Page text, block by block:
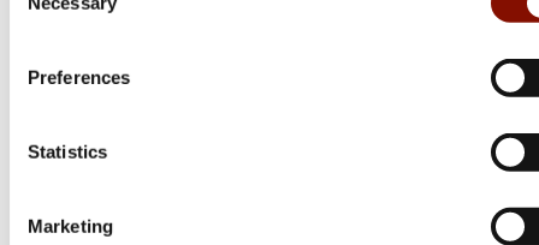
Selection
Preferences
Statistics
Marketing